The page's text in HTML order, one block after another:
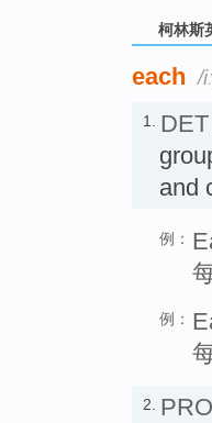
柯林斯
each /
1. DET
and
例：
例：
2.